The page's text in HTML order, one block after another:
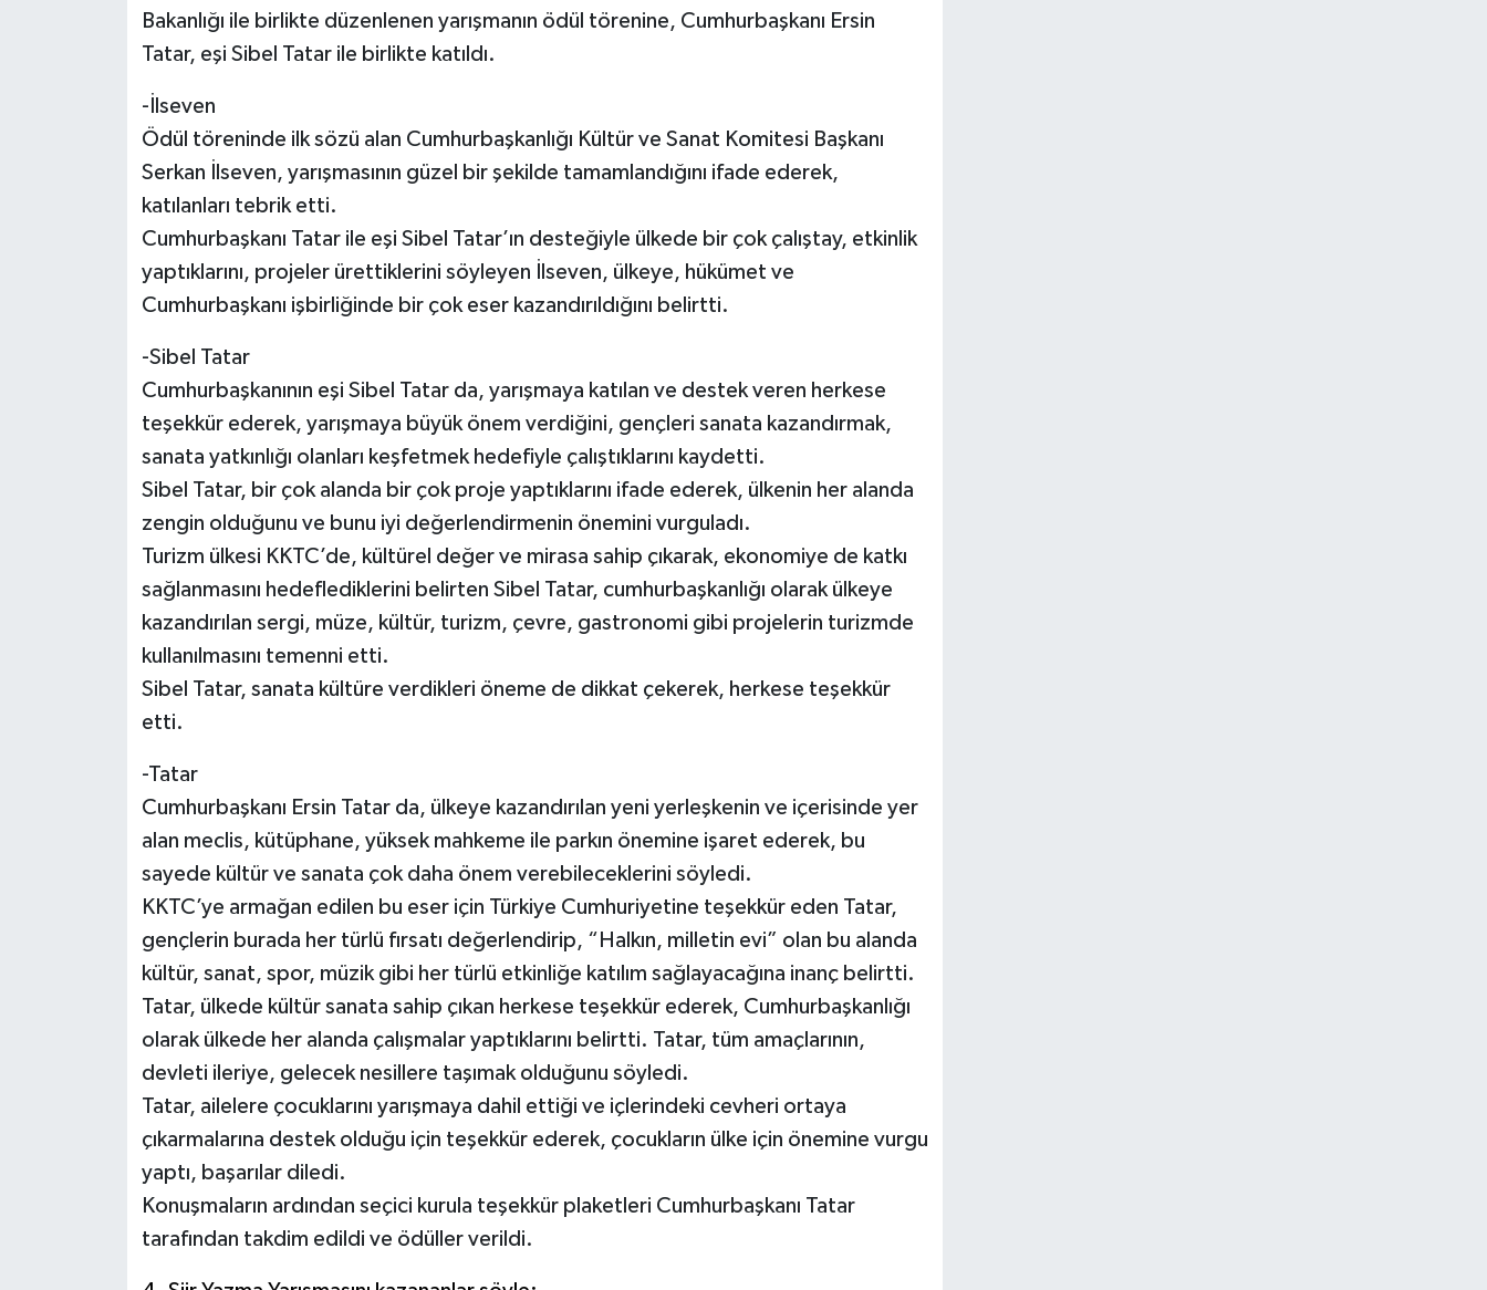
Bakanlığı ile birlikte düzenlenen yarışmanın ödül törenine, Cumhurbaşkanı Ersin
Tatar, eşi Sibel Tatar ile birlikte katıldı.
-İlseven
Ödül töreninde ilk sözü alan Cumhurbaşkanlığı Kültür ve Sanat Komitesi Başkanı
Serkan İlseven, yarışmasının güzel bir şekilde tamamlandığını ifade ederek,
katılanları tebrik etti.
Cumhurbaşkanı Tatar ile eşi Sibel Tatar’ın desteğiyle ülkede bir çok çalıştay, etkinlik
yaptıklarını, projeler ürettiklerini söyleyen İlseven, ülkeye, hükümet ve
Cumhurbaşkanı işbirliğinde bir çok eser kazandırıldığını belirtti.
-Sibel Tatar
Cumhurbaşkanının eşi Sibel Tatar da, yarışmaya katılan ve destek veren herkese
teşekkür ederek, yarışmaya büyük önem verdiğini, gençleri sanata kazandırmak,
sanata yatkınlığı olanları keşfetmek hedefiyle çalıştıklarını kaydetti.
Sibel Tatar, bir çok alanda bir çok proje yaptıklarını ifade ederek, ülkenin her alanda
zengin olduğunu ve bunu iyi değerlendirmenin önemini vurguladı.
Turizm ülkesi KKTC’de, kültürel değer ve mirasa sahip çıkarak, ekonomiye de katkı
sağlanmasını hedeflediklerini belirten Sibel Tatar, cumhurbaşkanlığı olarak ülkeye
kazandırılan sergi, müze, kültür, turizm, çevre, gastronomi gibi projelerin turizmde
kullanılmasını temenni etti.
Sibel Tatar, sanata kültüre verdikleri öneme de dikkat çekerek, herkese teşekkür
etti.
-Tatar
Cumhurbaşkanı Ersin Tatar da, ülkeye kazandırılan yeni yerleşkenin ve içerisinde yer
alan meclis, kütüphane, yüksek mahkeme ile parkın önemine işaret ederek, bu
sayede kültür ve sanata çok daha önem verebileceklerini söyledi.
KKTC’ye armağan edilen bu eser için Türkiye Cumhuriyetine teşekkür eden Tatar,
gençlerin burada her türlü fırsatı değerlendirip, “Halkın, milletin evi” olan bu alanda
kültür, sanat, spor, müzik gibi her türlü etkinliğe katılım sağlayacağına inanç belirtti.
Tatar, ülkede kültür sanata sahip çıkan herkese teşekkür ederek, Cumhurbaşkanlığı
olarak ülkede her alanda çalışmalar yaptıklarını belirtti. Tatar, tüm amaçlarının,
devleti ileriye, gelecek nesillere taşımak olduğunu söyledi.
Tatar, ailelere çocuklarını yarışmaya dahil ettiği ve içlerindeki cevheri ortaya
çıkarmalarına destek olduğu için teşekkür ederek, çocukların ülke için önemine vurgu
yaptı, başarılar diledi.
Konuşmaların ardından seçici kurula teşekkür plaketleri Cumhurbaşkanı Tatar
tarafından takdim edildi ve ödüller verildi.